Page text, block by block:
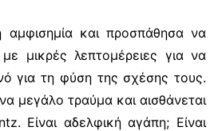
και προσπάθησα να
μικρές λεπτομέρειες για να
για τη φύση της σχέσης τους.
μεγάλο τραύμα και αισθάνεται
. Είναι αδελφική αγάπη; Είναι